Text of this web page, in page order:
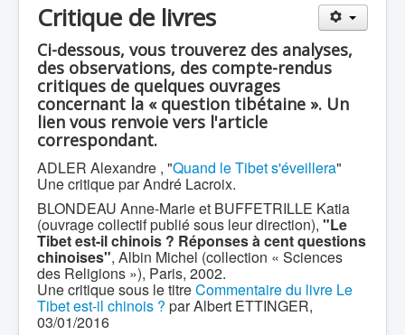
Critique de livres
Ci-dessous, vous trouverez des analyses,
des observations, des compte-rendus
critiques de quelques ouvrages
concernant la « question tibétaine ». Un
lien vous renvoie vers l'article
correspondant.
ADLER Alexandre , "Quand le Tibet s'éveillera"
Une critique par André Lacroix.
BLONDEAU Anne-Marie et BUFFETRILLE Katia
(ouvrage collectif publié sous leur direction), "Le
Tibet est-il chinois ? Réponses à cent questions
chinoises", Albin Michel (collection « Sciences
des Religions »), Paris, 2002.
Une critique sous le titreCommentaire du livre Le
Tibet est-il chinois ? par Albert ETTINGER,
03/01/2016